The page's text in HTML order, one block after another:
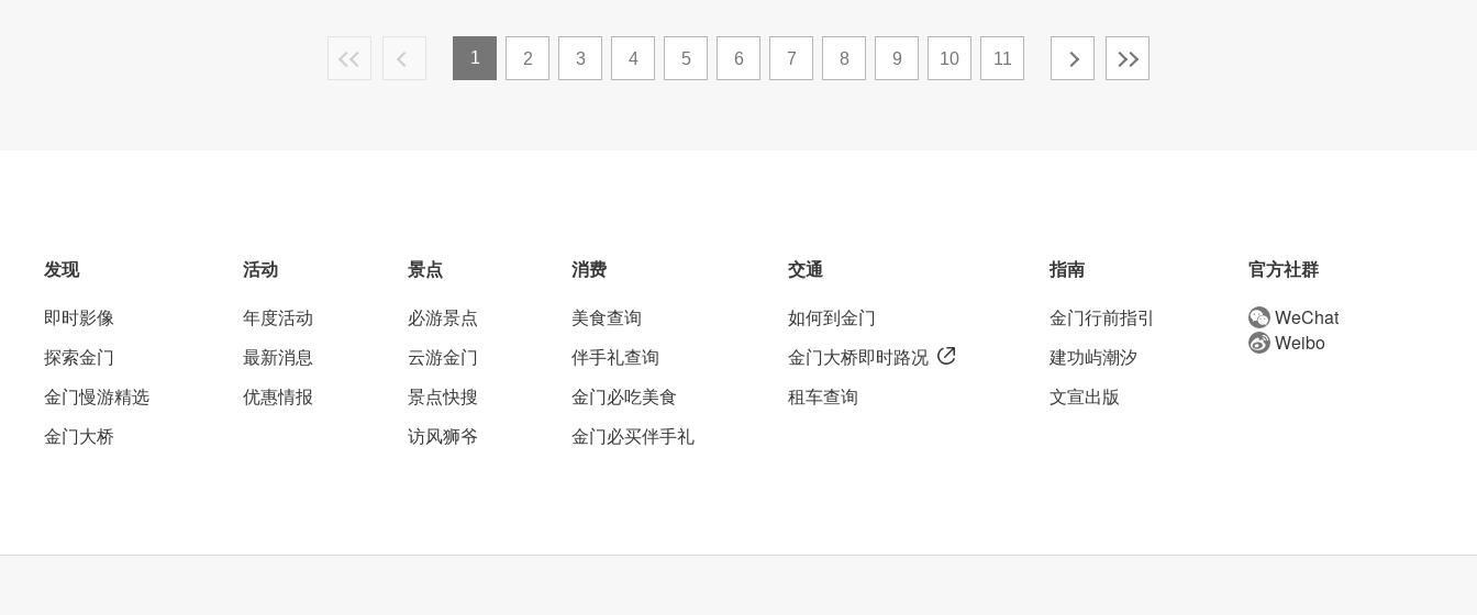
1 2 3 4 5 6 7 8 9 10 11
发现
即时影像
探索金门
金门慢游精选
金门大桥
活动
年度活动
最新消息
优惠情报
景点
必游景点
云游金门
景点快搜
访风狮爷
消费
美食查询
伴手礼查询
金门必吃美食
金门必买伴手礼
交通
如何到金门
金门大桥即时路况
租车查询
指南
金门行前指引
建功屿潮汐
文宣出版
官方社群
WeChat
Weibo